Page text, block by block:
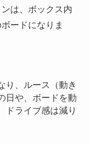
は、ボックス内
ードになりま
り、ルース（動き
日や、ボードを動
ドライブ感は減り